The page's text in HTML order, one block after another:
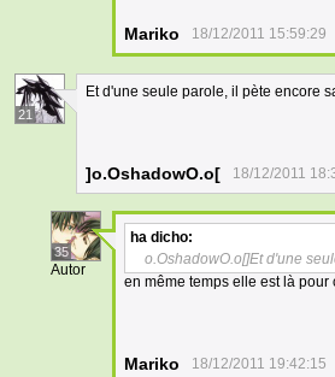
Mariko 18/12/2011 15:59:29
21
Et d'une seule parole, il pète encore
]o.OshadowO.o[ 18/12/2011
35
Autor
ha dicho:
o.OshadowO.o[]Et d'une
en même temps elle est là
Mariko 18/12/2011 19:42:15